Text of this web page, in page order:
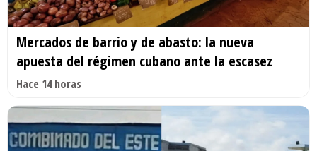
Mercados de barrio y de abasto: la nueva
apuesta del régimen cubano ante la escasez
Hace 14 horas